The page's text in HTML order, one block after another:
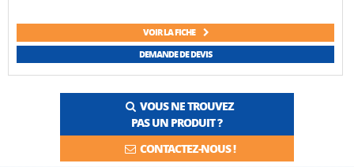
VOIR LA FICHE
DEMANDE DE DEVIS
VOUS NE TROUVEZ
PAS UN PRODUIT ?
CONTACTEZ-NOUS !